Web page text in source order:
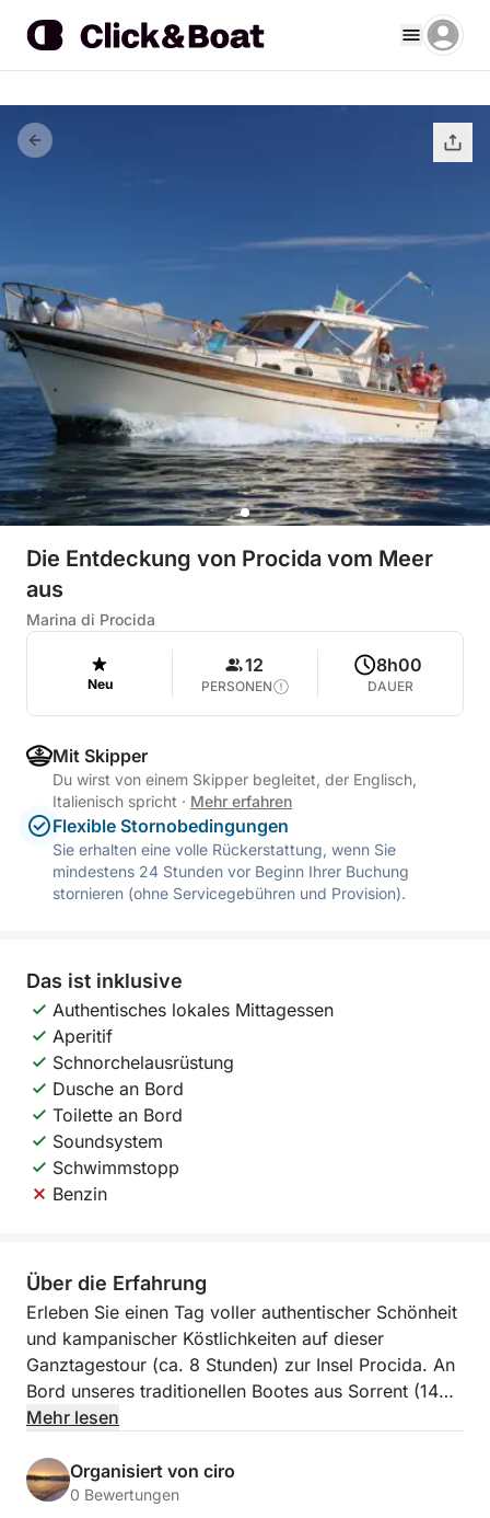
Die Entdeckung von Procida vom Meer
aus
Marina di Procida
Neu
12
PERSONEN
8h00
DAUER
Mit Skipper
Du wirst von einem Skipper begleitet, der Englisch,
Italienisch spricht · Mehr erfahren
Flexible Stornobedingungen
Sie erhalten eine volle Rückerstattung, wenn Sie
mindestens 24 Stunden vor Beginn Ihrer Buchung
stornieren (ohne Servicegebühren und Provision).
Das ist inklusive
Authentisches lokales Mittagessen
Aperitif
Schnorchelausrüstung
Dusche an Bord
Toilette an Bord
Soundsystem
Schwimmstopp
Benzin
Über die Erfahrung
Erleben Sie einen Tag voller authentischer Schönheit
und kampanischer Köstlichkeiten auf dieser
Ganztagestour (ca. 8 Stunden) zur Insel Procida. An
Bord unseres traditionellen Bootes aus Sorrent (140
PS) genießen Sie Komfort, Entspannung und
Yachthafen von Corricella.
Mehr lesen
Organisiert von ciro
0 Bewertungen